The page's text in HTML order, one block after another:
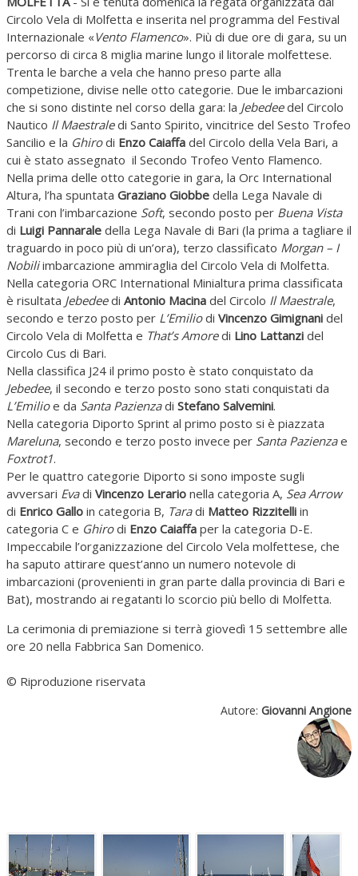
Circolo Vela di Molfetta e inserita nel programma del Festival
Internazionale «Vento Flamenco». Più di due ore di gara, su un
percorso di circa 8 miglia marine lungo il litorale molfettese.
Trenta le barche a vela che hanno preso parte alla
competizione, divise nelle otto categorie. Due le imbarcazioni
che si sono distinte nel corso della gara: la Jebedeedel Circolo
Nautico Il Maestraledi Santo Spirito, vincitrice del Sesto Trofeo
Sancilio e la Ghirodi Enzo Caiaffa del Circolo della Vela Bari, a
cui è stato assegnato il Secondo Trofeo Vento Flamenco.
Nella prima delle otto categorie in gara, la Orc International
Altura, l’ha spuntata Graziano Giobbe della Lega Navale di
Trani con l’imbarcazione Soft, secondo posto per Buena Vista
di Luigi Pannarale della Lega Navale di Bari (la prima a tagliare il
traguardo in poco più di un’ora), terzo classificato Morgan – I
Nobiliimbarcazione ammiraglia del Circolo Vela di Molfetta.
Nella categoria ORC International Minialtura prima classificata
è risultata Jebedeedi Antonio Macina del Circolo Il Maestrale,
secondo e terzo posto per L’Emiliodi Vincenzo Gimignani del
Circolo Vela di Molfetta e That’s Amoredi Lino Lattanzi del
Circolo Cus di Bari.
Nella classifica J24 il primo posto è stato conquistato da
Jebedee, il secondo e terzo posto sono stati conquistati da
L’Emilioe da Santa Pazienzadi Stefano Salvemini.
Nella categoria Diporto Sprint al primo posto si è piazzata
Mareluna, secondo e terzo posto invece per Santa Pazienzae
Foxtrot1.
Per le quattro categorie Diporto si sono imposte sugli
avversari Evadi Vincenzo Lerario nella categoria A, Sea Arrow
di Enrico Gallo in categoria B, Taradi Matteo Rizzitelli in
categoria C e Ghirodi Enzo Caiaffa per la categoria D-E.
Impeccabile l’organizzazione del Circolo Vela molfettese, che
ha saputo attirare quest’anno un numero notevole di
imbarcazioni (provenienti in gran parte dalla provincia di Bari e
Bat), mostrando ai regatanti lo scorcio più bello di Molfetta.
La cerimonia di premiazione si terrà giovedì 15 settembre alle
ore 20 nella Fabbrica San Domenico.
© Riproduzione riservata
Autore: Giovanni Angione